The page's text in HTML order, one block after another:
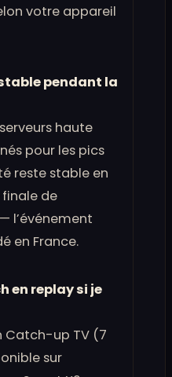
votre appareil
pendant la
haute
pour les pics
reste stable en
finale de
l’événement
en France.
en replay si je
Catch-up TV (7
sur